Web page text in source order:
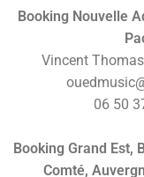
Booking Nouvelle
Vincent
06 50
Booking Grand Est,
Comté,